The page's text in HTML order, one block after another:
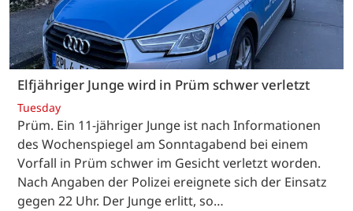
Elfjähriger Junge wird in Prüm schwer verletzt
Tuesday
Prüm. Ein 11-jähriger Junge ist nach Informationen
des Wochenspiegel am Sonntagabend bei einem
Vorfall in Prüm schwer im Gesicht verletzt worden.
Nach Angaben der Polizei ereignete sich der Einsatz
gegen 22 Uhr. Der Junge erlitt, so…